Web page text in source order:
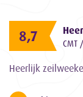
8,7 CMT
Heerlijk